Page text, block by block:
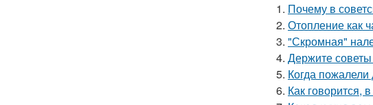
1. Почему в
2. Отопление как
3. "Скромная"
4. Держите
5. Когда
6. Как говорится,